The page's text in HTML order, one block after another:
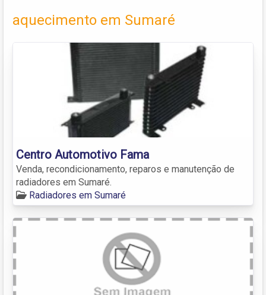
aquecimento em Sumaré
Centro Automotivo Fama
Venda, recondicionamento, reparos e manutenção de
radiadores em Sumaré.
Radiadores em Sumaré